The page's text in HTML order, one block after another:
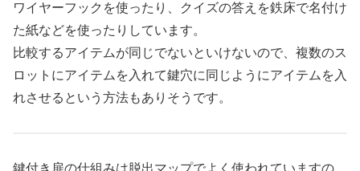
ワイヤーフックを使ったり、クイズの答えを鉄床で名付け
た紙などを使ったりしています。
比較するアイテムが同じでないといけないので、複数のス
ロットにアイテムを入れて鍵穴に同じようにアイテムを入
れさせるという方法もありそうです。
鍵付き扉の仕組みは脱出マップでよく使われていますの